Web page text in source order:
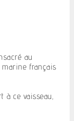
au
marine français
à ce vaisseau,